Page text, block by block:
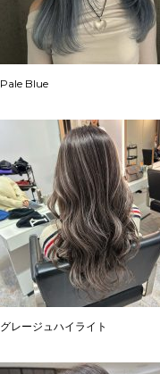
Pale Blue
グレージュハイライト